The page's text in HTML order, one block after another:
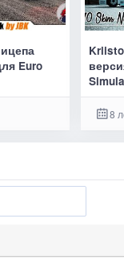
Euro
8